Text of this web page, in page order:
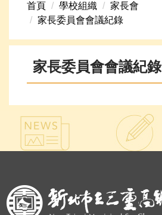
新生專區
學校組織
首頁 學校組織
家長會
家長委員會會議紀錄
家長委員會會議紀錄